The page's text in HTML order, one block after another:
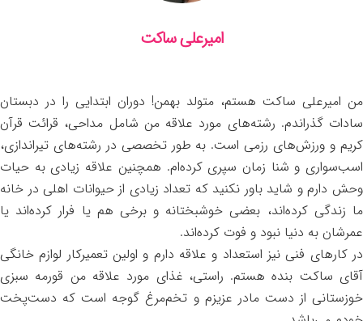
امیرعلی ساکت
من امیرعلی ساکت هستم، متولد بهمن! دوران ابتدایی را در دبستان
سادات گذراندم. رشته‌های مورد علاقه من شامل مداحی، قرائت قرآن
کریم و ورزش‌های رزمی است. به طور تخصصی در رشته‌های تیراندازی،
اسب‌سواری و شنا زمان سپری کرده‌ام. همچنین علاقه زیادی به حیات
وحش دارم و شاید باور نکنید که تعداد زیادی از حیوانات اهلی در خانه
ما زندگی کرده‌اند، بعضی خوشبختانه و برخی هم یا فرار کرده‌اند یا
عمرشان به دنیا نبود و فوت کرده‌اند.
در کارهای فنی نیز استعداد و علاقه دارم و اولین تعمیرکار لوازم خانگی
آقای ساکت بنده هستم. راستی، غذای مورد علاقه من قورمه سبزی
خوزستانی از دست مادر عزیزم و تخم‌مرغ گوجه است که دست‌پخت